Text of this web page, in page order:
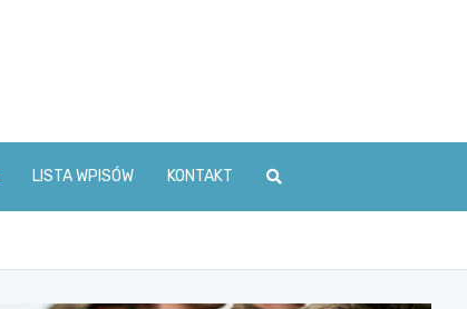
LISTA WPISÓW KONTAKT